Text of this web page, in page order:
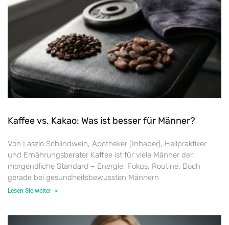
Kaffee vs. Kakao: Was ist besser für Männer?
Von Laszlo Schlindwein, Apotheker (Inhaber), Heilpraktiker
und Ernährungsberater Kaffee ist für viele Männer der
morgendliche Standard – Energie, Fokus, Routine. Doch
gerade bei gesundheitsbewussten Männern
Lesen Sie weiter ->